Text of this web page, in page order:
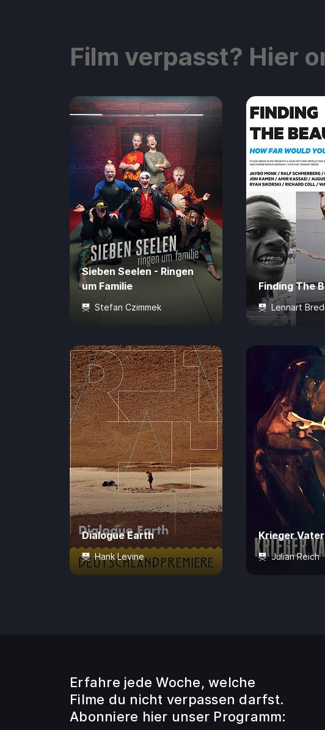
Film verpasst? Hier
Sieben Seelen - Ringen
um Familie
Stefan Czimmek
89 Min. 4,99 €
Finding The
Lennart
73 Min.
Dialogue Earth
Hank Levine
Krieger
Julian Reich
Erfahre jede Woche, welche
Filme du nicht verpassen darfst.
Abonniere hier unser Programm: